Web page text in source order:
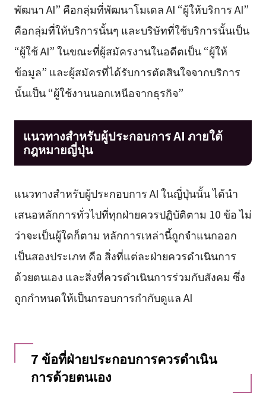
พัฒนา AI” คือกลุ่มที่พัฒนาโมเดล AI “ผู้ให้บริการ AI”
คือกลุ่มที่ให้บริการนั้นๆ และบริษัทที่ใช้บริการนั้นเป็น
“ผู้ใช้ AI” ในขณะที่ผู้สมัครงานในอดีตเป็น “ผู้ให้
ข้อมูล” และผู้สมัครที่ได้รับการตัดสินใจจากบริการ
นั้นเป็น “ผู้ใช้งานนอกเหนือจากธุรกิจ”
แนวทางสำหรับผู้ประกอบการ AI ภายใต้
กฎหมายญี่ปุ่น
แนวทางสำหรับผู้ประกอบการ AI ในญี่ปุ่นนั้น ได้นำ
เสนอหลักการทั่วไปที่ทุกฝ่ายควรปฏิบัติตาม 10 ข้อ ไม่
ว่าจะเป็นผู้ใดก็ตาม หลักการเหล่านี้ถูกจำแนกออก
เป็นสองประเภท คือ สิ่งที่แต่ละฝ่ายควรดำเนินการ
ด้วยตนเอง และสิ่งที่ควรดำเนินการร่วมกับสังคม ซึ่ง
ถูกกำหนดให้เป็นกรอบการกำกับดูแล AI
7 ข้อที่ฝ่ายประกอบการควรดำเนิน
การด้วยตนเอง